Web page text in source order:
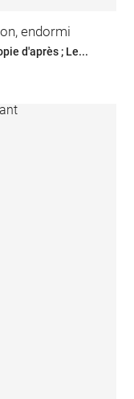
endormi
Carrache, Annibal (Carracci, Annibale), copie d'après ; Le...